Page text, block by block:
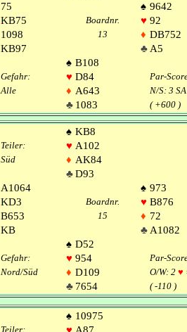
75 ♠ 9642
KB75 Boardnr. ♥ 92
1098 13 ♦ DB752
KB97 ♣ A5
♠ B108
Gefahr: ♥ D84
Par-
Alle
♦ A643 N/S: 3
♣ 1083 ( +600 )
♠ KB8
Teiler: ♥ A102
Süd ♦ AK84
♣D93
A1064 ♠ 973
KD3 Boardnr. ♥ B876
B653 15 ♦ 72
KB ♣ A1082
♠ D52
Gefahr: ♥ 954
Par-
Nord/Süd
♦ D109 O/W: 2 ♥
♣ 7654 ( -110 )
♠ 10975
Teiler: